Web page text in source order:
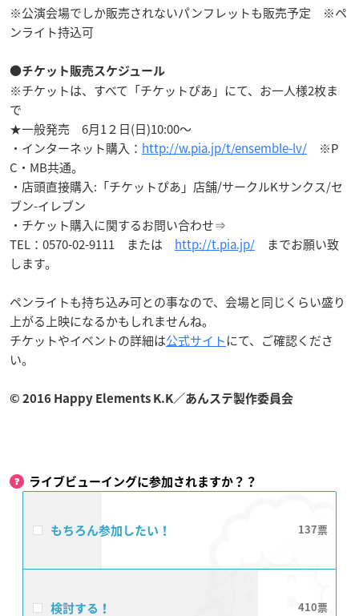
※公演会場でしか販売されないパンフレットも販売予定 ※ペ
ンライト持込可
●チケット販売スケジュール
※チケットは、すべて「チケットぴあ」にて、お一人様2枚ま
で
★一般発売 6月1２日(日)10:00～
・インターネット購入： http://w.pia.jp/t/ensemble-lv/ ※P
C・MB共通。
・店頭直接購入:「チケットぴあ」店舗/サークルKサンクス/セ
ブン-イレブン
・チケット購入に関するお問い合わせ⇒
TEL：0570-02-9111 または http://t.pia.jp/ までお願い致
します。
ペンライトも持ち込み可との事なので、会場と同じくらい盛り
上がる上映になるかもしれませんね。
チケットやイベントの詳細は公式サイトにて、ご確認くださ
い。
© 2016 Happy Elements K.K／あんステ製作委員会
ライブビューイングに参加されますか？？
もちろん参加したい！ 137
検討する！ 410